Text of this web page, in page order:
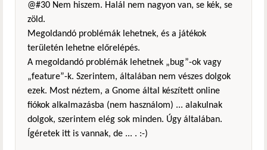
@#30 Nem hiszem. Halál nem nagyon van, se kék, se
zöld.
Megoldandó problémák lehetnek, és a játékok
területén lehetne előrelépés.
A megoldandó problémák lehetnek „bug”-ok vagy
„feature”-k. Szerintem, általában nem vészes dolgok
ezek. Most néztem, a Gnome által készített online
fiókok alkalmazásba (nem használom) ... alakulnak
dolgok, szerintem elég sok minden. Úgy általában.
Ígéretek itt is vannak, de ... . :-)